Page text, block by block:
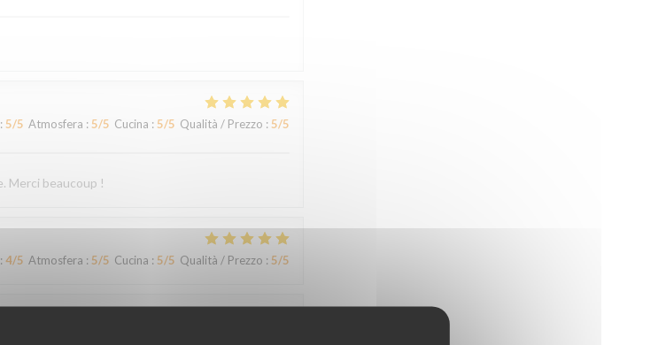
: 5/5 Atmosfera : 5/5 Cucina : 5/5 Qualità / Prezzo : 5/5
Merci beaucoup !
: 4/5 Atmosfera : 5/5 Cucina : 5/5 Qualità / Prezzo : 5/5